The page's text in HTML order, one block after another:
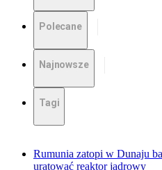
Polecane
Najnowsze
Tagi
Rumunia zatopi w Dunaju
uratować reaktor jądrowy